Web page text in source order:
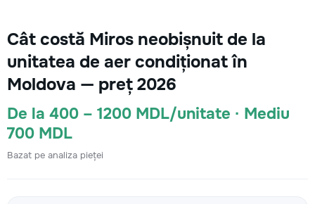
Cât costă Miros neobișnuit de la
unitatea de aer condiționat în
Moldova — preț 2026
De la 400 – 1200 MDL/unitate · Mediu
700 MDL
Bazat pe analiza pieței